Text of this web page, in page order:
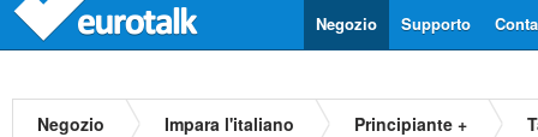
Supporto
Negozio
Negozio Impara l'italiano Principiante +